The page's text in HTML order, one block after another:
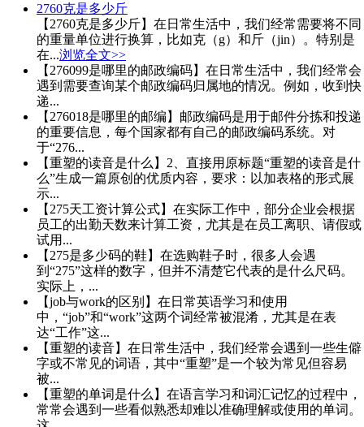
2760克是多少斤
【2760克是多少斤】在日常生活中，我们经常需要将不同
的重量单位进行换算，比如克（g）和斤（jin）。特别是
在...浏览全文>>
【276099是哪里的邮政编码】在日常生活中，我们经常会
遇到需要查询某个邮政编码归属地的情况。例如，收到快
递...
【276018是哪里的邮编】邮政编码是用于邮件分拣和投递
的重要信息，每个国家都有自己的邮政编码系统。对
于“276...
【重塑的读音是什么】2、直接用原标题“重塑的读音是什
么”生成一篇原创的优质内容，要求：以加表格的形式展
示...
【275天工资计算公式】在实际工作中，部分企业会根据
员工的出勤天数来计算工资，尤其是在员工离职、请假或
试用...
【275是多少码的鞋】在选购鞋子时，很多人会遇
到“275”这样的数字，但并不清楚它代表的是什么尺码。
实际上，...
【job与work的区别】在日常英语学习和使用
中，“job”和“work”这两个词经常被混淆，尤其是在表
达“工作”这...
【重塑的读音】在日常生活中，我们经常会遇到一些生僻
字或不常见的词语，其中“重塑”是一个较为常见但容易
被...
【重塑的单词是什么】在语言学习和词汇记忆的过程中，
常常会遇到一些看似熟悉却难以准确理解或使用的单词。